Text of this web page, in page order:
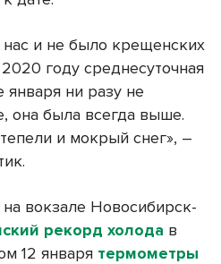
и не было крещенских
году среднесуточная
января ни разу не
она была всегда выше.
и мокрый снег», –
вокзале Новосибирск-
рекорд холода в
12 января термометры